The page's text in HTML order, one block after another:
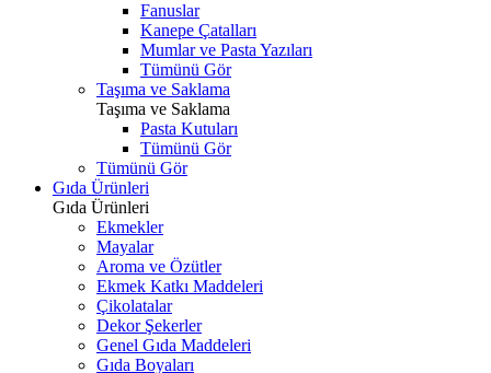
Fanuslar
Kanepe Çatalları
Mumlar ve Pasta Yazıları
Tümünü Gör
Taşıma ve Saklama
Taşıma ve Saklama
Pasta Kutuları
Tümünü Gör
Tümünü Gör
Gıda Ürünleri
Gıda Ürünleri
Ekmekler
Mayalar
Aroma ve Özütler
Ekmek Katkı Maddeleri
Çikolatalar
Dekor Şekerler
Genel Gıda Maddeleri
Gıda Boyaları